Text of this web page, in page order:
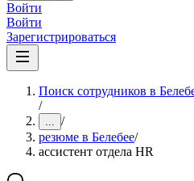
Войти
Войти
Зарегистрироваться
Поиск сотрудников в
/
... /
резюме в Белебее/
ассистент отдела HR